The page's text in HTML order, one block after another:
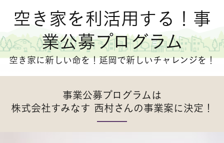
空き家を利活用する！事
業公募プログラム
空き家に新しい命を！延岡で新しいチャレンジを！
事業公募プログラムは
株式会社すみなす 西村さんの事業案に決定！